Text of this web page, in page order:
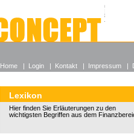
Alle
Wieso
Lexikon
Hier finden Sie Erläuterungen zu den
wichtigsten Begriffen aus dem
Home | Login | Kontakt | Impressum |